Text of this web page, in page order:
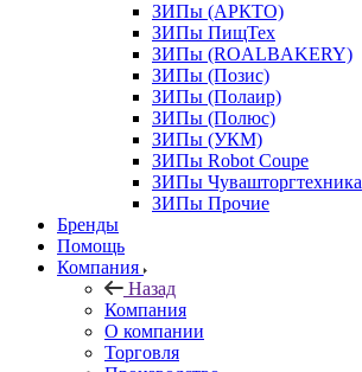
ЗИПы (АРКТО)
ЗИПы ПищТех
ЗИПы (ROALBAKERY)
ЗИПы (Позис)
ЗИПы (Полаир)
ЗИПы (Полюс)
ЗИПы (УКМ)
ЗИПы Robot Coupe
ЗИПы Чувашторгтехника
ЗИПы Прочие
Бренды
Помощь
Компания
Назад
Компания
О компании
Торговля